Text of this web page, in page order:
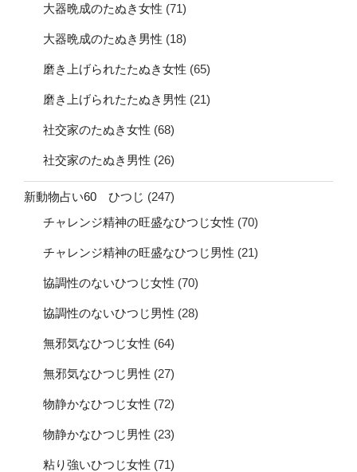
大器晩成のたぬき女性 (71)
大器晩成のたぬき男性 (18)
磨き上げられたたぬき女性 (65)
磨き上げられたたぬき男性 (21)
社交家のたぬき女性 (68)
社交家のたぬき男性 (26)
新動物占い60 ひつじ (247)
チャレンジ精神の旺盛なひつじ女性 (70)
チャレンジ精神の旺盛なひつじ男性 (21)
協調性のないひつじ女性 (70)
協調性のないひつじ男性 (28)
無邪気なひつじ女性 (64)
無邪気なひつじ男性 (27)
物静かなひつじ女性 (72)
物静かなひつじ男性 (23)
粘り強いひつじ女性 (71)